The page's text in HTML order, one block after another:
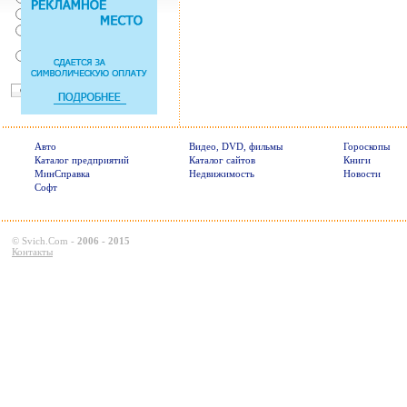
Нет, с ремнем не удобно
Нет, Я уверен в себе
пристегива
Авто Видео, DVD, фильмы
Гороскопы
Каталог предприятий
Каталог сайтов
Книги
МинСправка
Недвижимость
Новости
Софт
© Svich.Com - 2006 - 2015
Контакты